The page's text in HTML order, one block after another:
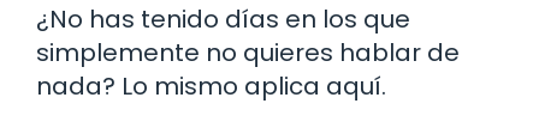
¿No has tenido días en los que
simplemente no quieres hablar de
nada? Lo mismo aplica aquí.